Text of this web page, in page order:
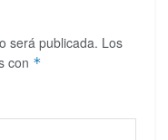
será publicada. Los
con *